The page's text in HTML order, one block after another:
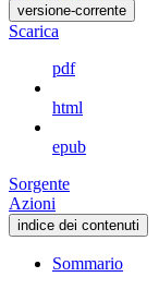
versione-corrente
Scarica
pdf
html
epub
Sorgente
Azioni
indice dei contenuti
Sommario